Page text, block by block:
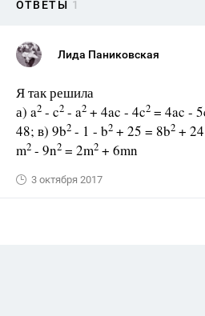
ОТВЕТЫ 1
Лида Паниковская
Я так решила
а) a2 - c2 - a2 + 4ac - 4c2 = 4ac -
48; в) 9b2 - 1 - b2 + 25 = 8b2 +
m2 - 9n2 = 2m2 + 6mn
3 октября 2017